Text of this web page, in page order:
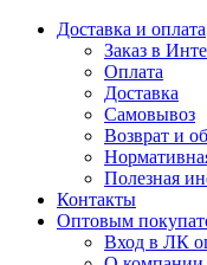
Доставка и оплата
Заказ в
Оплата
Доставка
Самовывоз
Возврат и
Полезная
Контакты
Оптовым
Вход в ЛК